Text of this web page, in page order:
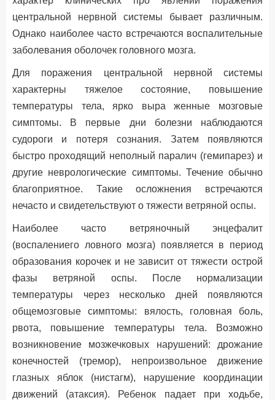
центральной нервной системы бывает различным.
Однако наиболее часто встречаются воспалительные
заболевания оболочек головного мозга.
Для поражения центральной нервной системы
характерны тяжелое состояние, повышение
температуры тела, ярко выра женные мозговые
симптомы. В первые дни болезни наблюдаются
судороги и потеря сознания. Затем появляются
быстро проходящий неполный паралич (гемипарез) и
другие неврологические симптомы. Течение обычно
благоприятное. Такие осложнения встречаются
нечасто и свидетельствуют о тяжести ветряной оспы.
Наиболее часто ветряночный энцефалит
(воспалениего ловного мозга) появляется в период
образования корочек и не зависит от тяжести острой
фазы ветряной оспы. После нормализации
температуры через несколько дней появляются
общемозговые симптомы: вялость, головная боль,
рвота, повышение температуры тела. Возможно
возникновение мозжечковых нарушений: дрожание
конечностей (тремор), непроизвольное движение
глазных яблок (нистагм), нарушение координации
движений (атаксия). Ребенок падает при ходьбе,